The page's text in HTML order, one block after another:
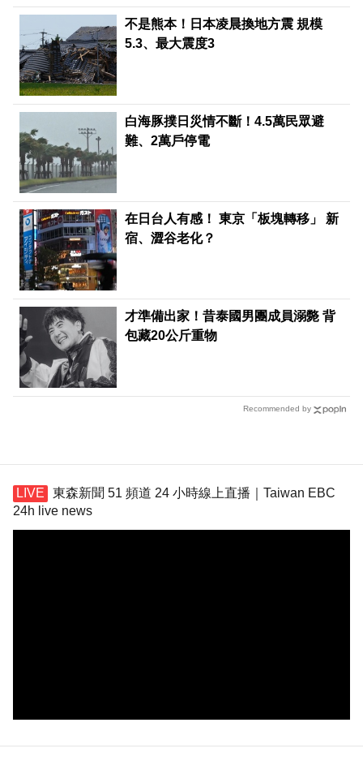
不是熊本！日本凌晨換地方震 規模
5.3、最大震度3
白海豚撲日災情不斷！4.5萬民眾避
難、2萬戶停電
在日台人有感！ 東京「板塊轉移」 新
宿、澀谷老化？
才準備出家！昔泰國男團成員溺斃 背
包藏20公斤重物
Recommended by
東森新聞 51 頻道 24 小時線上直播｜Taiwan EBC
24h live news